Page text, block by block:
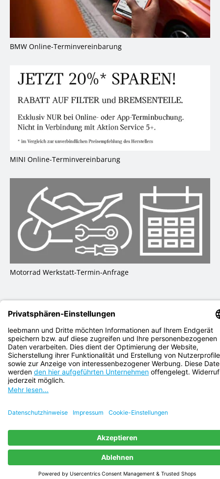
BMW Online-Terminvereinbarung
MINI Online-Terminvereinbarung
Motorrad Werkstatt-Termin-Anfrage
Copyright © 2026 Leebmann
FAQ Impres­sum
Coo­kie Ein­stel­lun­gen
Recht­li­cher Hin­weis
Bat­te­rie­ver­ord­nung
Kon­takt­for­mu­lar